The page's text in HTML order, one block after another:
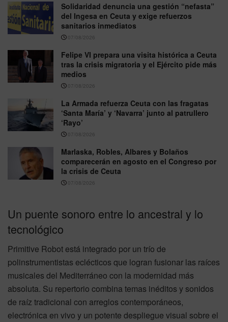
Solidaridad denuncia una gestión “nefasta”
del Ingesa en Ceuta y exige refuerzos
sanitarios inmediatos
07/08/2026
Felipe VI prepara una visita histórica a Ceuta
tras la crisis migratoria y el Ejército pide más
medios
07/08/2026
La Armada refuerza Ceuta con las fragatas
‘Santa María’ y ‘Navarra’ junto al patrullero
‘Rayo’
07/08/2026
Marlaska, Robles, Albares y Bolaños
comparecerán en agosto en el Congreso por
la crisis de Ceuta
07/08/2026
Un puente sonoro entre lo ancestral y lo
tecnológico
Primitive Robot está integrado por un trío de
polinstrumentistas eclécticos que logran fusionar las raíces
musicales del Mediterráneo con la modernidad más
absoluta. Su repertorio combina temas inéditos y sonidos
de raíz tradicional con arreglos contemporáneos,
electrónica en vivo y un potente despliegue visual sobre el